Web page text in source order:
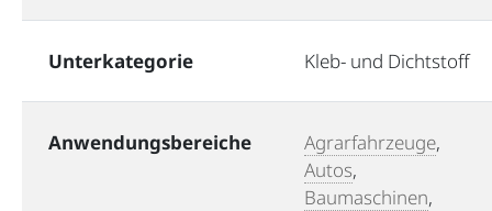
Unterkategorie Kleb- und Dichtstoff
Anwendungsbereiche Agrarfahrzeuge,
Autos,
Baumaschinen,